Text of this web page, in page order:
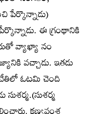
పేర్కొన్నాడు)
ఈ గ్రంథానికి
వ్యాఖ్యా నం
వచ్చాడు. ఇతడు
ఓటమి చెంది
సుశర్మ.(సుశర్మ